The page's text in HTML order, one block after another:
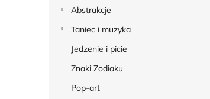
Abstrakcje
Taniec i muzyka
Jedzenie i picie
Znaki Zodiaku
Pop-art